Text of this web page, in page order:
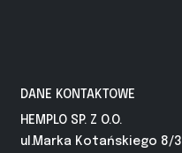
DANE KONTAKTOWE
HEMPLO SP. Z O.O.
ul.Marka Kotańskiego 8/3